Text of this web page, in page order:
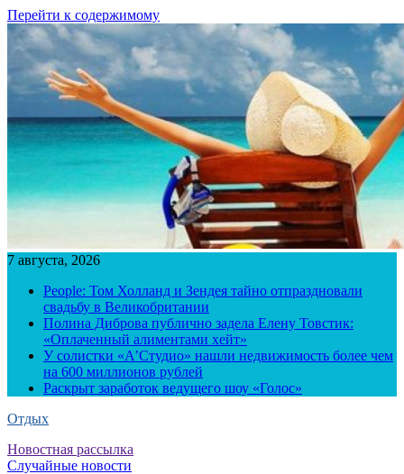
Перейти к содержимому
7 августа, 2026
People: Том Холланд и Зендея тайно отпраздновали
свадьбу в Великобритании
Полина Диброва публично задела Елену Товстик:
«Оплаченный алиментами хейт»
У солистки «А’Студио» нашли недвижимость более чем
на 600 миллионов рублей
Раскрыт заработок ведущего шоу «Голос»
Отдых
Новостная рассылка
Случайные новости